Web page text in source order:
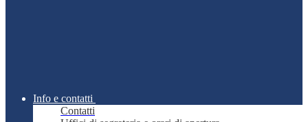
Info e contatti
Contatti